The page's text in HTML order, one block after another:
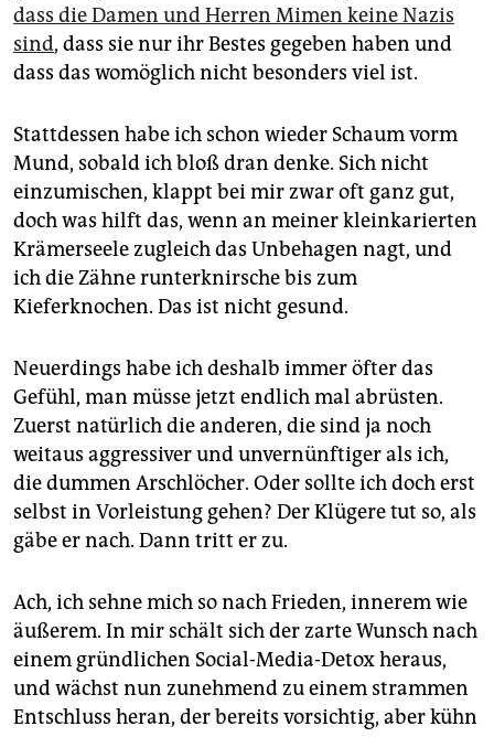
dass die Damen und Herren Mimen keine Nazis
sind, dass sie nur ihr Bestes gegeben haben und
dass das womöglich nicht besonders viel ist.
Stattdessen habe ich schon wieder Schaum vorm
Mund, sobald ich bloß dran denke. Sich nicht
einzumischen, klappt bei mir zwar oft ganz gut,
doch was hilft das, wenn an meiner kleinkarierten
Krämerseele zugleich das Unbehagen nagt, und
ich die Zähne runterknirsche bis zum
Kieferknochen. Das ist nicht gesund.
Neuerdings habe ich deshalb immer öfter das
Gefühl, man müsse jetzt endlich mal abrüsten.
Zuerst natürlich die anderen, die sind ja noch
weitaus aggressiver und unvernünftiger als ich,
die dummen Arschlöcher. Oder sollte ich doch erst
selbst in Vorleistung gehen? Der Klügere tut so, als
gäbe er nach. Dann tritt er zu.
Ach, ich sehne mich so nach Frieden, innerem wie
äußerem. In mir schält sich der zarte Wunsch nach
einem gründlichen Social-Media-Detox heraus,
und wächst nun zunehmend zu einem strammen
Entschluss heran, der bereits vorsichtig, aber kühn